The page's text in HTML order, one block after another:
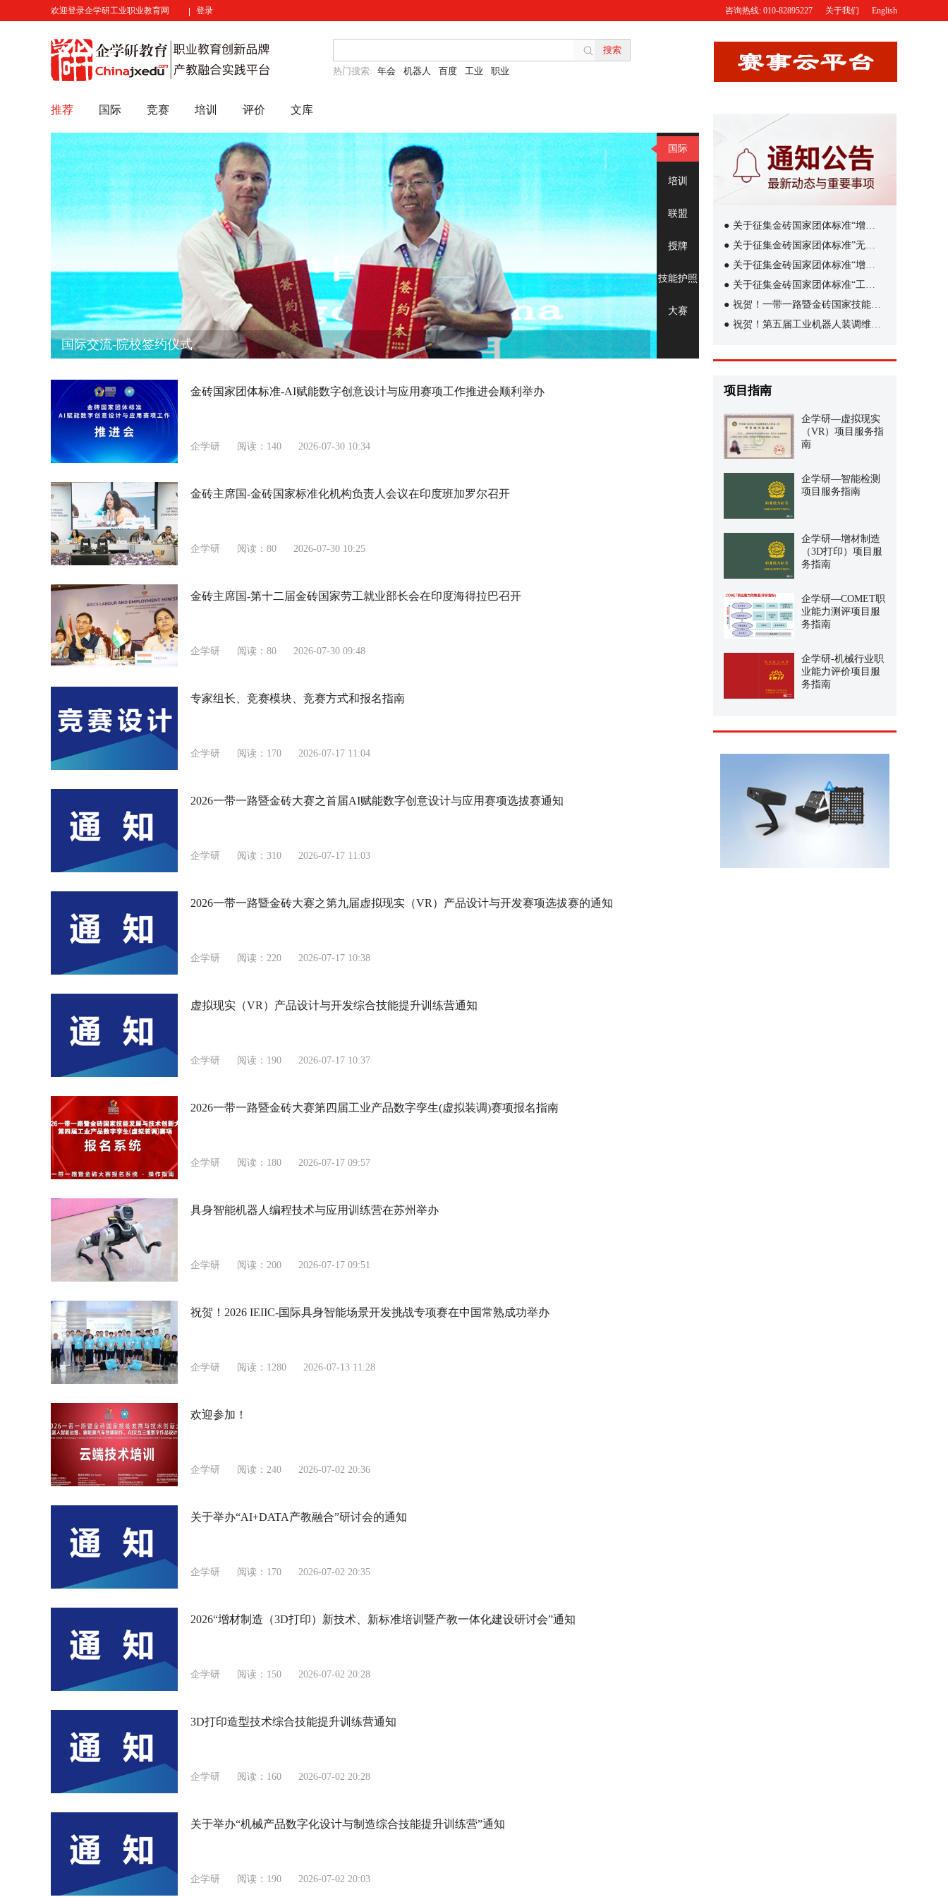
欢迎登录企学研工业职业教育网 登录 咨询热线: 010-82895227 关于我们 English
热门搜索: 年会 机器人 百度 工业 职业
推荐 国际 竞赛 培训 评价 文库
COMET职业能力测评技术培训暨专业教学诊断机制研讨
国际
培训
联盟
授牌
技能护照
大赛
金砖国家团体标准-AI赋能数字创意设计与应用赛项工作推进会顺利举办
企学研 阅读：140 2026-07-30 10:34
金砖主席国-金砖国家标准化机构负责人会议在印度班加罗尔召开
企学研 阅读：80 2026-07-30 10:25
金砖主席国-第十二届金砖国家劳工就业部长会在印度海得拉巴召开
企学研 阅读：80 2026-07-30 09:48
专家组长、竞赛模块、竞赛方式和报名指南
企学研 阅读：170 2026-07-17 11:04
2026一带一路暨金砖大赛之首届AI赋能数字创意设计与应用赛项选拔赛通知
企学研 阅读：310 2026-07-17 11:03
2026一带一路暨金砖大赛之第九届虚拟现实（VR）产品设计与开发赛项选拔赛的通知
企学研 阅读：220 2026-07-17 10:38
虚拟现实（VR）产品设计与开发综合技能提升训练营通知
企学研 阅读：190 2026-07-17 10:37
2026一带一路暨金砖大赛第四届工业产品数字孪生(虚拟装调)赛项报名指南
企学研 阅读：180 2026-07-17 09:57
具身智能机器人编程技术与应用训练营在苏州举办
企学研 阅读：200 2026-07-17 09:51
祝贺！2026 IEIIC-国际具身智能场景开发挑战专项赛在中国常熟成功举办
企学研 阅读：1280 2026-07-13 11:28
欢迎参加！
企学研 阅读：240 2026-07-02 20:36
关于举办“AI+DATA产教融合”研讨会的通知
企学研 阅读：170 2026-07-02 20:35
2026“增材制造（3D打印）新技术、新标准培训暨产教一体化建设研讨会”通知
企学研 阅读：150 2026-07-02 20:28
3D打印造型技术综合技能提升训练营通知
企学研 阅读：160 2026-07-02 20:28
关于举办“机械产品数字化设计与制造综合技能提升训练营”通知
企学研 阅读：190 2026-07-02 20:03
● 关于征集金砖国家团体标准“增材制造赛项”标准起草工作组成员单位（第三批）的通知
● 关于征集金砖国家团体标准”无人机操作赛项”标准起草工作组成员单位（第三批）的通知
● 关于征集金砖国家团体标准“增强虚拟现实赛项”标准起草工作组成员单位（第三批）的通知
● 关于征集金砖国家团体标准“工业设计技术赛项”标准起草工作组成员单位（第三批）的通知
● 祝贺！一带一路暨金砖国家技能发展国际联盟新成员加入
● 祝贺！第五届工业机器人装调维修技术赛项决赛承办签约
项目指南
企学研—虚拟现实
（VR）项目服务指
南
企学研—智能检测
项目服务指南
企学研—增材制造
（3D打印）项目服
务指南
企学研—COMET职
业能力测评项目服
务指南
企学研-机械行业职
业能力评价项目服
务指南